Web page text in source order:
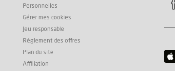
Personnelles
Gérer mes cookies
Jeu responsable
Réglement des offres
Plan du site
Affiliation